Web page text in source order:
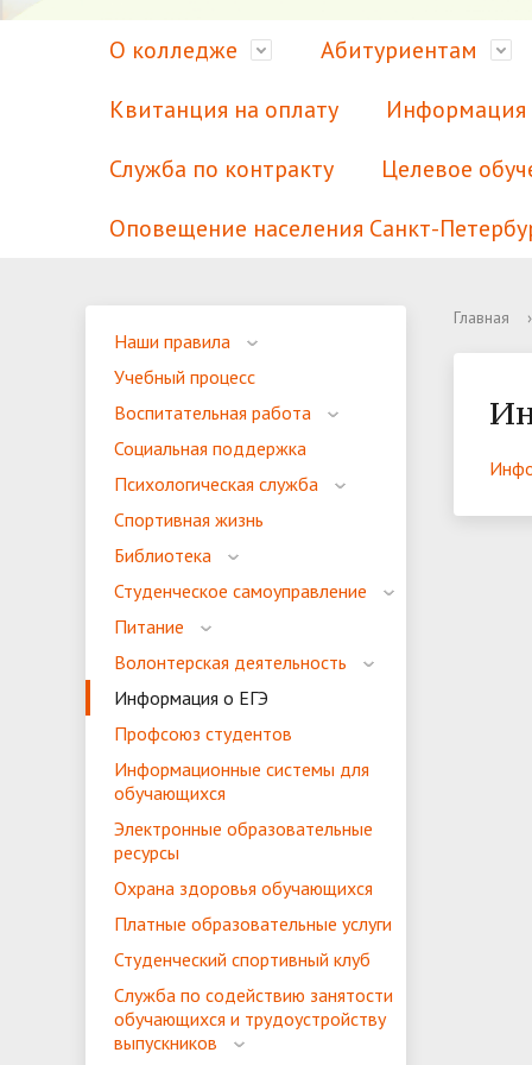
О колледже
организации
Охрана труда
Общая
Мы в СМИ
Международное сотрудничество
Абитуриентам
Наши
Приемная комиссия
Психологическая служба
Питание
Информационные системы для
обучающихся
ГТО
образованием
Для
Квитанция на оплату
Информация
Служба по контракту
Целевое
Оповещение населения Санкт-
Наши правила
Учебный процесс
Воспитательная работа
Социальная поддержка
Психологическая служба
Спортивная жизнь
Библиотека
Студенческое самоуправление
Питание
Волонтерская деятельность
Информация о ЕГЭ
Профсоюз студентов
Информационные системы для
обучающихся
Электронные образовательные
ресурсы
Охрана здоровья обучающихся
Платные образовательные услуги
Студенческий спортивный клуб
Служба по содействию занятости
обучающихся и трудоустройству
выпускников
Главная ›